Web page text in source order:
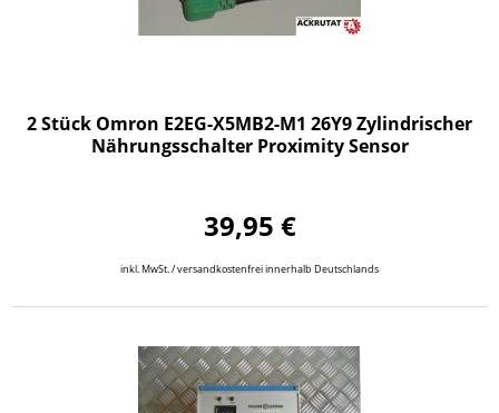
2 Stück Omron E2EG-X5MB2-M1 26Y9 Zylindrischer
Nährungsschalter Proximity Sensor
39,95 €
inkl. MwSt. / versandkostenfrei innerhalb Deutschlands